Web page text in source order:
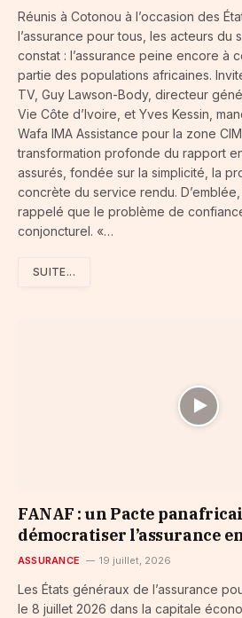
Réunis à Cotonou à l’occasion des
l’assurance pour tous, les acteurs du
constat : l’assurance peine encore à
partie des populations africaines.
TV, Guy Lawson-Body, directeur
Vie Côte d’Ivoire, et Yves Kessin,
Wafa IMA Assistance pour la zone
transformation profonde du rapport
assurés, fondée sur la simplicité, la
concrète du service rendu.
rappelé que le problème de
conjoncturel. «…
SUITE...
FANAF : un Pacte
démocratiser l’assurance
ASSURANCE 19 juillet, 2026
Les États généraux de l’assurance
le 8 juillet 2026 dans la capitale